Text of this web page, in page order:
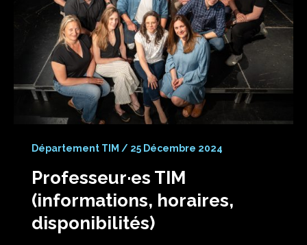
Département TIM / 25 Décembre 2024
Professeur·es TIM
(informations, horaires,
disponibilités)